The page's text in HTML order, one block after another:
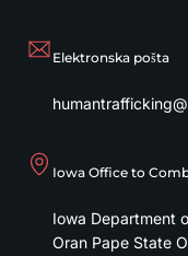
Elektronska pošta
Iowa Office to
Iowa Department
Oran Pape State